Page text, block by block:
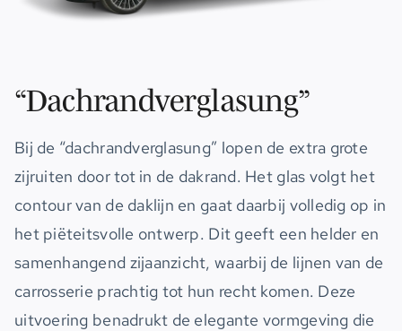
“Dachrandverglasung”
Bij de “dachrandverglasung” lopen de extra grote
zijruiten door tot in de dakrand. Het glas volgt het
contour van de daklijn en gaat daarbij volledig op in
het piëteitsvolle ontwerp. Dit geeft een helder en
samenhangend zijaanzicht, waarbij de lijnen van de
carrosserie prachtig tot hun recht komen. Deze
uitvoering benadrukt de elegante vormgeving die